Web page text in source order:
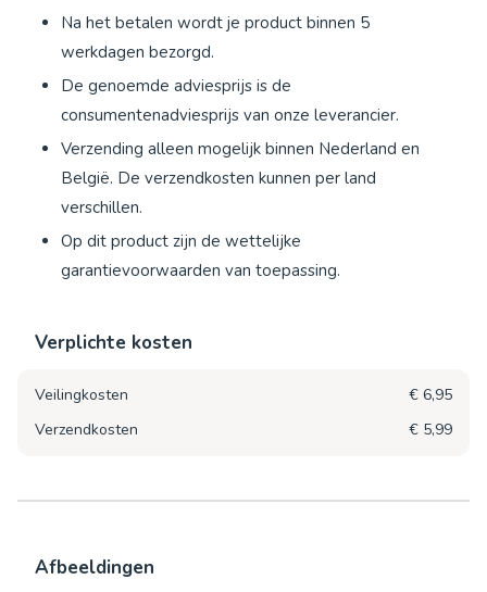
Na het betalen wordt je product binnen 5
werkdagen bezorgd.
De genoemde adviesprijs is de
consumentenadviesprijs van onze leverancier.
Verzending alleen mogelijk binnen Nederland en
België. De verzendkosten kunnen per land
verschillen.
Op dit product zijn de wettelijke
garantievoorwaarden van toepassing.
Verplichte kosten
Veilingkosten
€ 6,95
Verzendkosten
€ 5,99
Afbeeldingen